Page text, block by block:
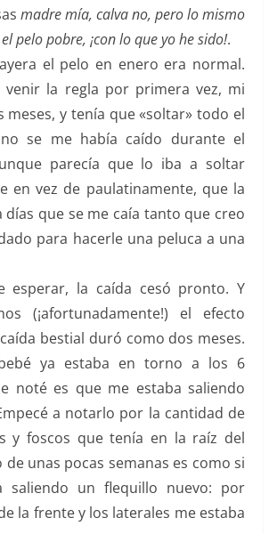
madre mía, calva no, pero lo mismo
pelo pobre, ¡con lo que yo he sido!.
el pelo en enero era normal.
venir la regla por primera vez, mi
meses, y tenía que «soltar» todo el
se me había caído durante el
parecía que lo iba a soltar
en vez de paulatinamente, que la
días que se me caía tanto que creo
para hacerle una peluca a una
esperar, la caída cesó pronto. Y
(¡afortunadamente!) el efecto
bestial duró como dos meses.
ya estaba en torno a los 6
noté es que me estaba saliendo
a notarlo por la cantidad de
y foscos que tenía en la raíz del
de unas pocas semanas es como si
saliendo un flequillo nuevo: por
la frente y los laterales me estaba